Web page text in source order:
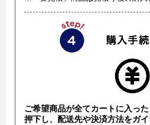
ご希望商品が全てカートに入っ
押下し、配送先や決済方法をガ